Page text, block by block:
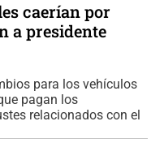
caerían por
a presidente
para los vehículos
pagan los
relacionados con el